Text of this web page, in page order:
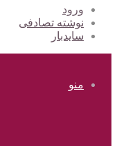
ورود
نوشته تصادفی
سایدبار
منو